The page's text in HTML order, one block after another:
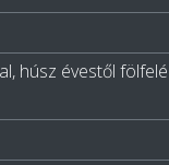
húsz évestől